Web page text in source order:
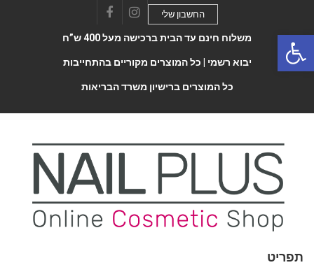
FacebookInstagram
החשבון שלי
משלוח חינם עד הבית ברכישה מעל 400 ש”ח
יבוא רשמי | כל המוצרים מקוריים בהתחייבות
כל המוצרים ברישיון משרד הבריאות
Toggle
תפריט